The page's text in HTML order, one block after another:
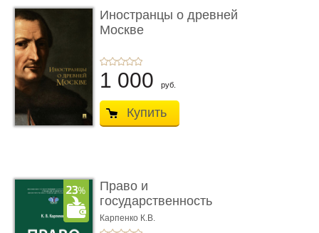
Иностранцы о древней
Москве
1 000 руб.
Купить
Право и
государственность
Древнего Двуречья. �
Карпенко К.В.